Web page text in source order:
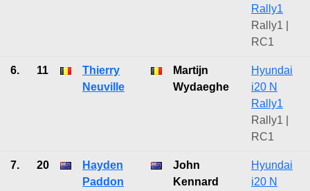
Rally1
Rally1 |
RC1
6. 11
Thierry
Neuville
Martijn
Wydaeghe
Hyundai
i20 N
Rally1
Rally1 |
RC1
7. 20
Hayden
Paddon
John
Kennard
Hyundai
i20 N